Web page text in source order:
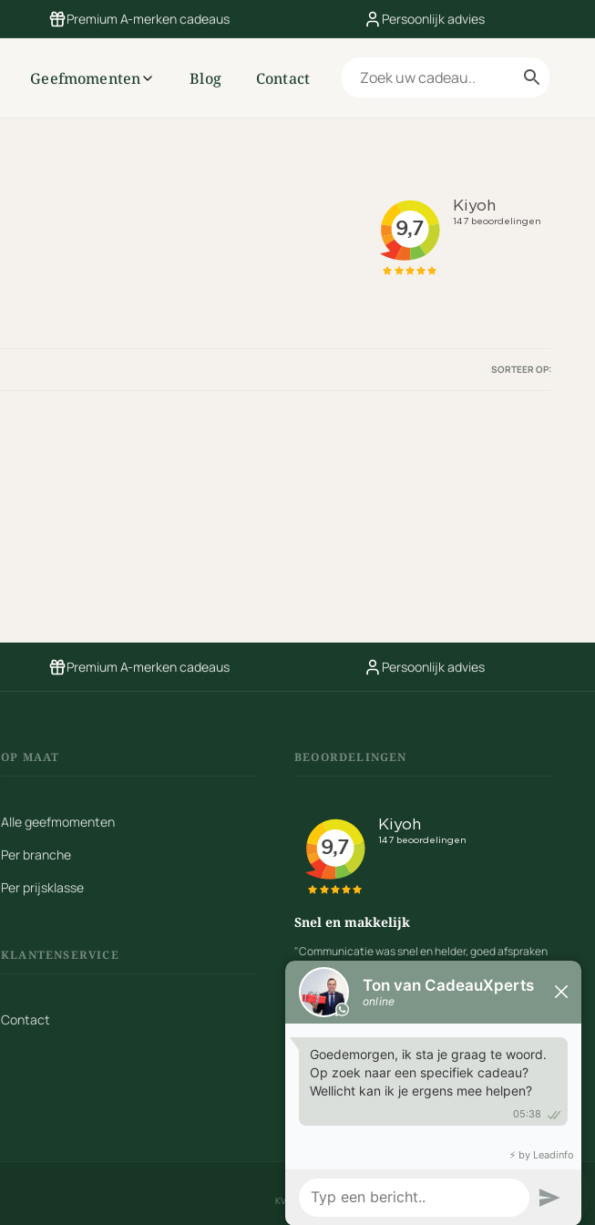
Premium A-merken cadeaus Persoonlijk advies
Geefmomenten Blog Contact
SORTEER OP:
Premium A-merken cadeaus Persoonlijk advies
OP MAAT
Alle geefmomenten
Per branche
Per prijsklasse
KLANTENSERVICE
Contact
BEOORDELINGEN
Snel en makkelijk
"Communicatie was snel en helder, goed afspraken
te maken over leveringen en proefdrukken."
MARGRIET - EMMEN
KVK 718.85.234 · BTW NL 8588.88.208.B01 · © 2026 CadeauXperts